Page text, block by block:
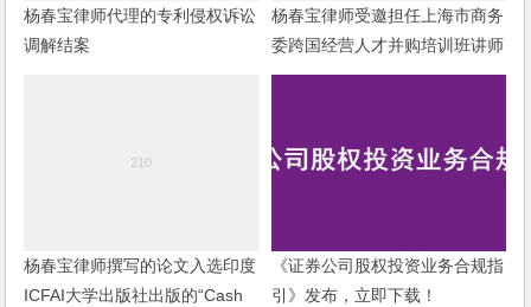
杨春宝律师代理的专利侵权诉讼
调解结案
杨春宝律师受邀担任上海市商务
委跨国经营人才并购培训班讲师
杨春宝律师撰写的论文入选印度
ICFAI大学出版社出版的“Cash
《证券公司股权投资业务合规指
引》发布，立即下载！